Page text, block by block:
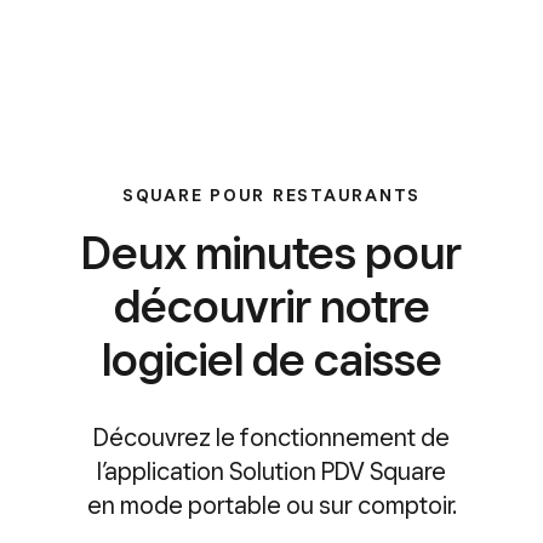
SQUARE POUR RESTAURANTS
Deux minutes pour
découvrir notre
logiciel de caisse
Découvrez le fonctionnement de
l’application Solution PDV Square
en mode portable ou sur comptoir.